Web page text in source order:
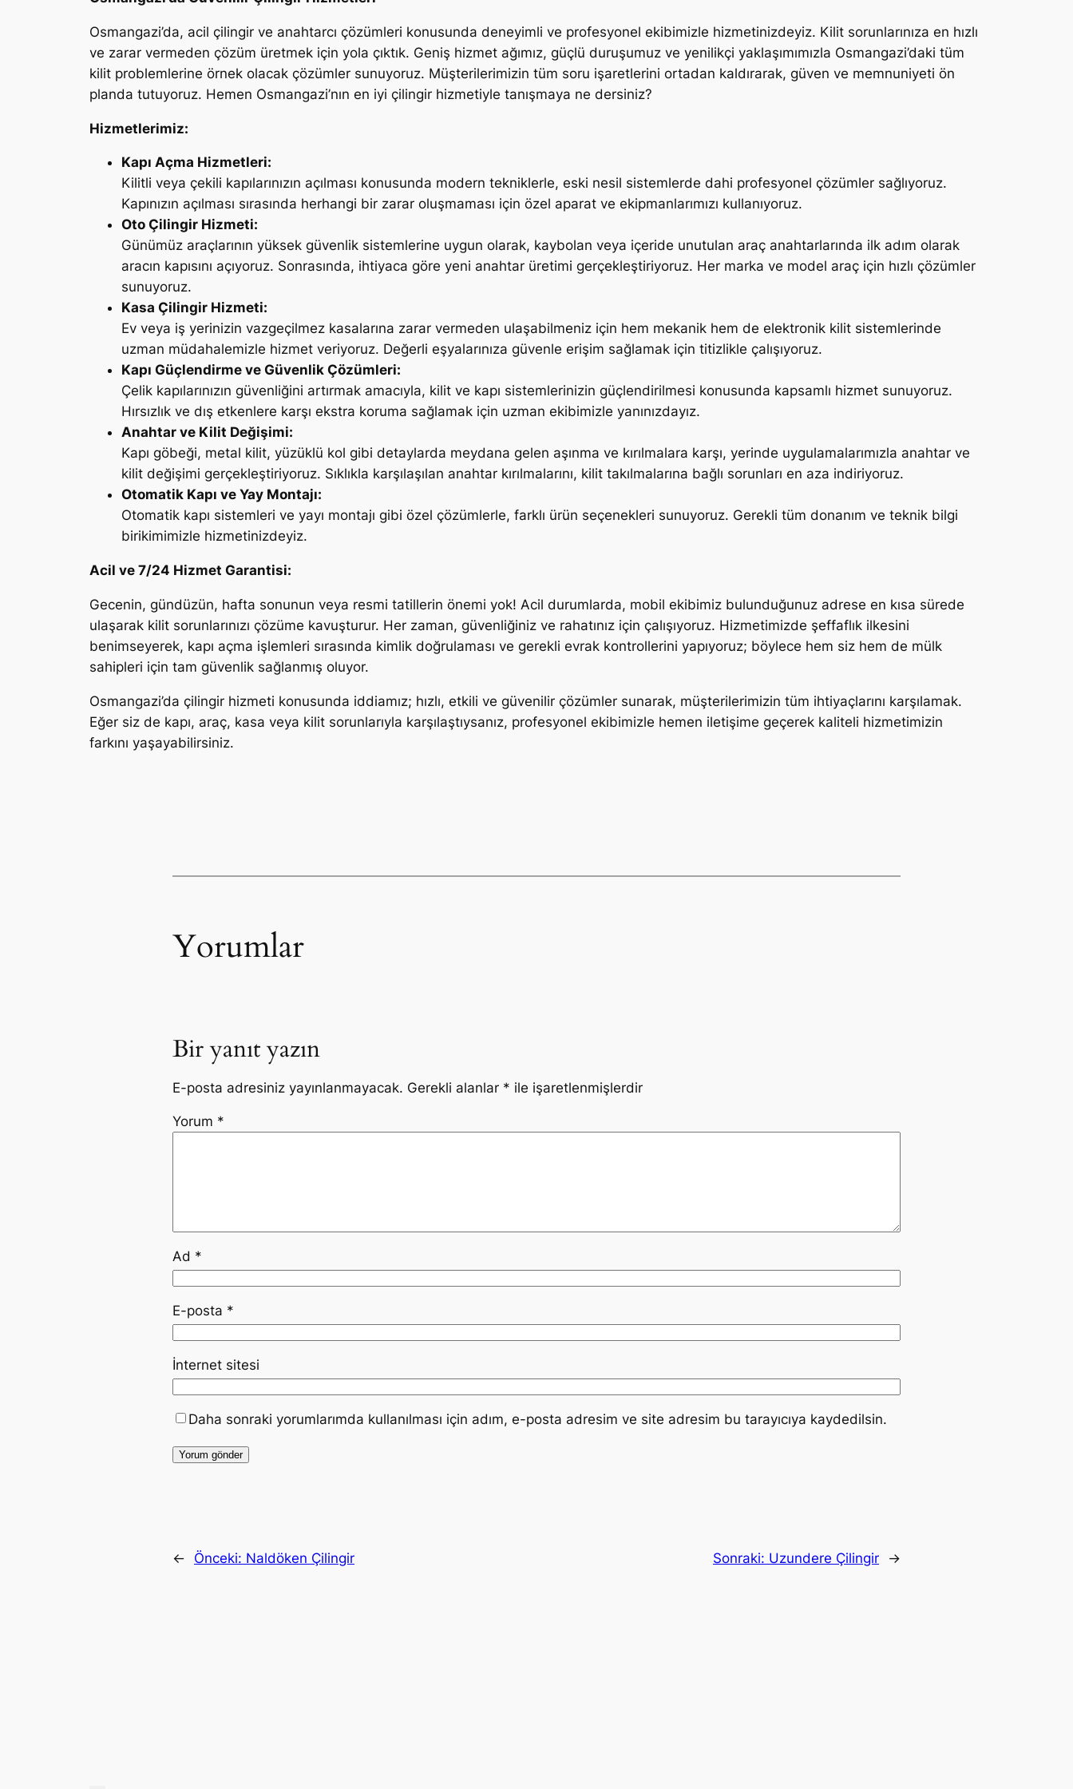
Osmangazi’da, acil çilingir ve anahtarcı çözümleri konusunda deneyimli ve profesyonel ekibimizle hizmetinizdeyiz. Kilit sorunlarınıza en hızlı
ve zarar vermeden çözüm üretmek için yola çıktık. Geniş hizmet ağımız, güçlü duruşumuz ve yenilikçi yaklaşımımızla Osmangazi’daki tüm
kilit problemlerine örnek olacak çözümler sunuyoruz. Müşterilerimizin tüm soru işaretlerini ortadan kaldırarak, güven ve memnuniyeti ön
planda tutuyoruz. Hemen Osmangazi’nın en iyi çilingir hizmetiyle tanışmaya ne dersiniz?
Hizmetlerimiz:
Kapı Açma Hizmetleri:
Kilitli veya çekili kapılarınızın açılması konusunda modern tekniklerle, eski nesil sistemlerde dahi profesyonel çözümler sağlıyoruz.
Kapınızın açılması sırasında herhangi bir zarar oluşmaması için özel aparat ve ekipmanlarımızı kullanıyoruz.
Oto Çilingir Hizmeti:
Günümüz araçlarının yüksek güvenlik sistemlerine uygun olarak, kaybolan veya içeride unutulan araç anahtarlarında ilk adım olarak
aracın kapısını açıyoruz. Sonrasında, ihtiyaca göre yeni anahtar üretimi gerçekleştiriyoruz. Her marka ve model araç için hızlı çözümler
sunuyoruz.
Kasa Çilingir Hizmeti:
Ev veya iş yerinizin vazgeçilmez kasalarına zarar vermeden ulaşabilmeniz için hem mekanik hem de elektronik kilit sistemlerinde
uzman müdahalemizle hizmet veriyoruz. Değerli eşyalarınıza güvenle erişim sağlamak için titizlikle çalışıyoruz.
Kapı Güçlendirme ve Güvenlik Çözümleri:
Çelik kapılarınızın güvenliğini artırmak amacıyla, kilit ve kapı sistemlerinizin güçlendirilmesi konusunda kapsamlı hizmet sunuyoruz.
Hırsızlık ve dış etkenlere karşı ekstra koruma sağlamak için uzman ekibimizle yanınızdayız.
Anahtar ve Kilit Değişimi:
Kapı göbeği, metal kilit, yüzüklü kol gibi detaylarda meydana gelen aşınma ve kırılmalara karşı, yerinde uygulamalarımızla anahtar ve
kilit değişimi gerçekleştiriyoruz. Sıklıkla karşılaşılan anahtar kırılmalarını, kilit takılmalarına bağlı sorunları en aza indiriyoruz.
Otomatik Kapı ve Yay Montajı:
Otomatik kapı sistemleri ve yayı montajı gibi özel çözümlerle, farklı ürün seçenekleri sunuyoruz. Gerekli tüm donanım ve teknik bilgi
birikimimizle hizmetinizdeyiz.
Acil ve 7/24 Hizmet Garantisi:
Gecenin, gündüzün, hafta sonunun veya resmi tatillerin önemi yok! Acil durumlarda, mobil ekibimiz bulunduğunuz adrese en kısa sürede
ulaşarak kilit sorunlarınızı çözüme kavuşturur. Her zaman, güvenliğiniz ve rahatınız için çalışıyoruz. Hizmetimizde şeffaflık ilkesini
benimseyerek, kapı açma işlemleri sırasında kimlik doğrulaması ve gerekli evrak kontrollerini yapıyoruz; böylece hem siz hem de mülk
sahipleri için tam güvenlik sağlanmış oluyor.
Osmangazi’da çilingir hizmeti konusunda iddiamız; hızlı, etkili ve güvenilir çözümler sunarak, müşterilerimizin tüm ihtiyaçlarını karşılamak.
Eğer siz de kapı, araç, kasa veya kilit sorunlarıyla karşılaştıysanız, profesyonel ekibimizle hemen iletişime geçerek kaliteli hizmetimizin
farkını yaşayabilirsiniz.
Yorumlar
Bir yanıt yazın
E-posta adresiniz yayınlanmayacak. Gerekli alanlar * ile işaretlenmişlerdir
Yorum *
Ad *
E-posta *
İnternet sitesi
Daha sonraki yorumlarımda kullanılması için adım, e-posta adresim ve site adresim bu tarayıcıya kaydedilsin.
← Önceki: Naldöken Çilingir Sonraki: Uzundere Çilingir →